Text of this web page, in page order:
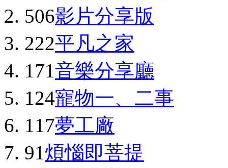
506影片分享版
222平凡之家
171音樂分享廳
124寵物一、二事
117夢工廠
91煩惱即菩提